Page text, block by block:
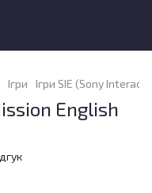
Ігри Ігри SIE (Sony
English